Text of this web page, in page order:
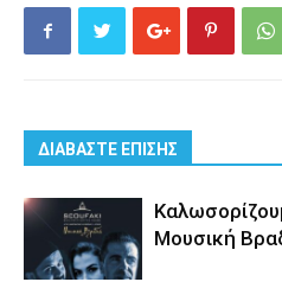
ΔΙΑΒΑΣΤΕ ΕΠΙΣΗΣ
Μουσική